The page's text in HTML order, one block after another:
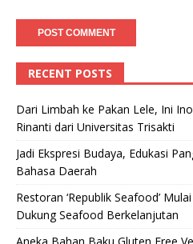
RECENT POSTS
Dari Limbah ke Pakan Lele, Ini
Rinanti dari Universitas Trisakti
Jadi Ekspresi Budaya, Edukasi
Bahasa Daerah
Restoran ‘Republik Seafood’
Dukung Seafood Berkelanjutan